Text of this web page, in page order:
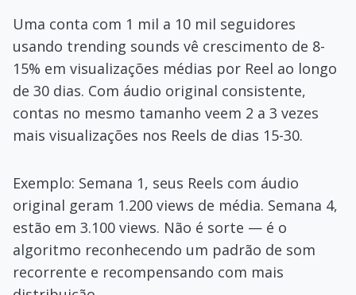
Uma conta com 1 mil a 10 mil seguidores
usando trending sounds vê crescimento de 8-
15% em visualizações médias por Reel ao longo
de 30 dias. Com áudio original consistente,
contas no mesmo tamanho veem 2 a 3 vezes
mais visualizações nos Reels de dias 15-30.
Exemplo: Semana 1, seus Reels com áudio
original geram 1.200 views de média. Semana 4,
estão em 3.100 views. Não é sorte — é o
algoritmo reconhecendo um padrão de som
recorrente e recompensando com mais